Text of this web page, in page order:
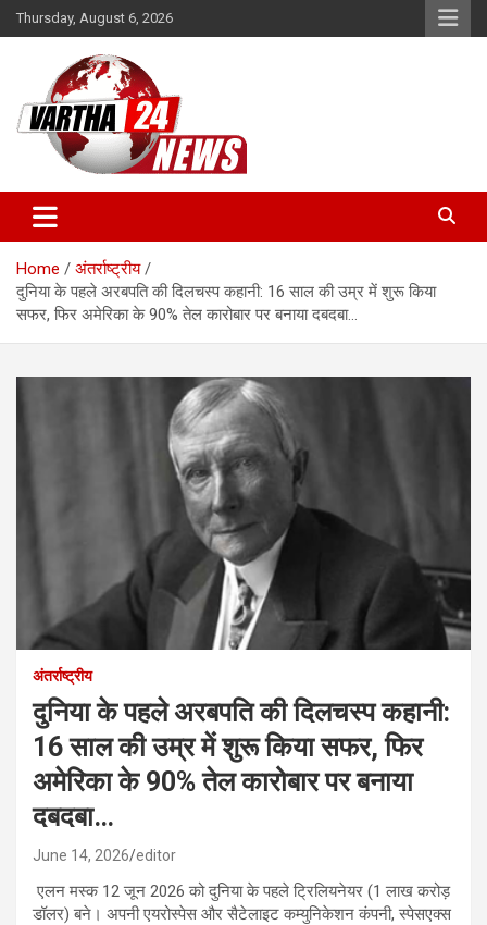
Skip
to
Thursday, August 6, 2026
Vartha 24
Home
अंतर्राष्ट्रीय
दुनिया के पहले अरबपति की दिलचस्प कहानी: 16 साल की उम्र में शुरू किया
सफर, फिर अमेरिका के 90% तेल कारोबार पर बनाया दबदबा…
अंतर्राष्ट्रीय
दुनिया के पहले अरबपति की दिलचस्प कहानी:
16 साल की उम्र में शुरू किया सफर, फिर
अमेरिका के 90% तेल कारोबार पर बनाया
दबदबा…
June 14, 2026 editor
एलन मस्क 12 जून 2026 को दुनिया के पहले ट्रिलियनेयर (1 लाख करोड़
डॉलर) बने। अपनी एयरोस्पेस और सैटेलाइट कम्युनिकेशन कंपनी, स्पेसएक्स